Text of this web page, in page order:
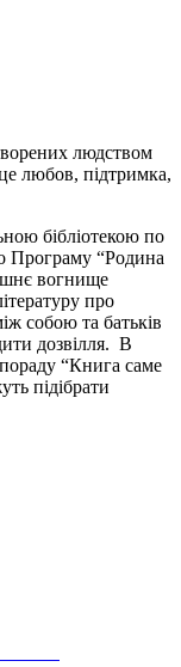
людством
любов, підтримка,
бібліотекою по
Програму “Родина
вогнище
про
собою та батьків
дозвілля. В
“Книга саме
підібрати